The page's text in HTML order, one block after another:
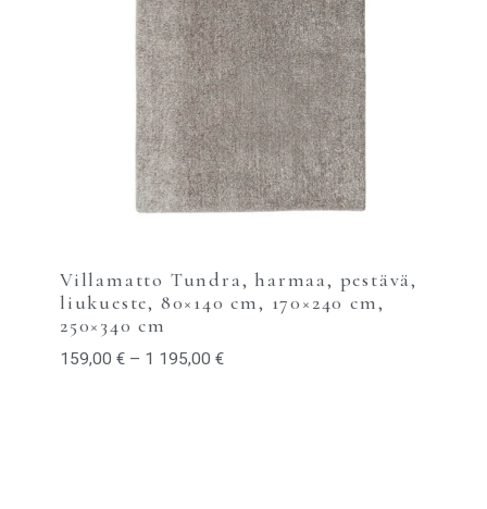
Villamatto Tundra, harmaa, pestävä,
liukueste, 80×140 cm, 170×240 cm,
250×340 cm
159,00 € – 1 195,00 €